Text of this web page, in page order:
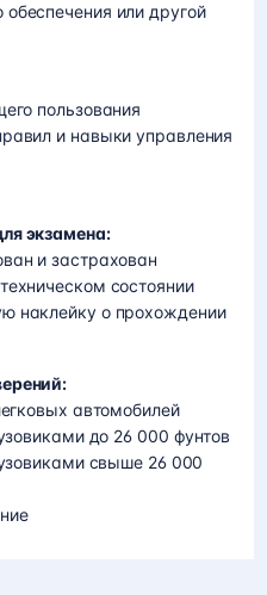
или другой
пользования
и навыки управления
экзамена:
и застрахован
состоянии
наклейку о прохождении
автомобилей
до 26 000 фунтов
свыше 26 000